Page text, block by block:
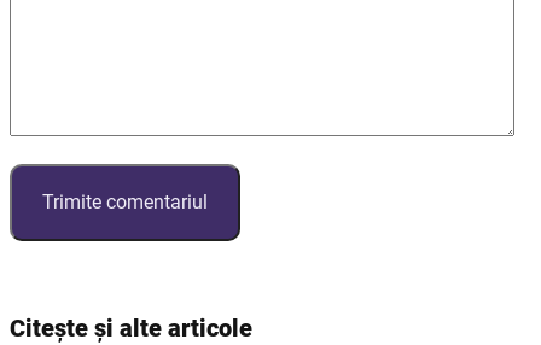
Citește și alte articole